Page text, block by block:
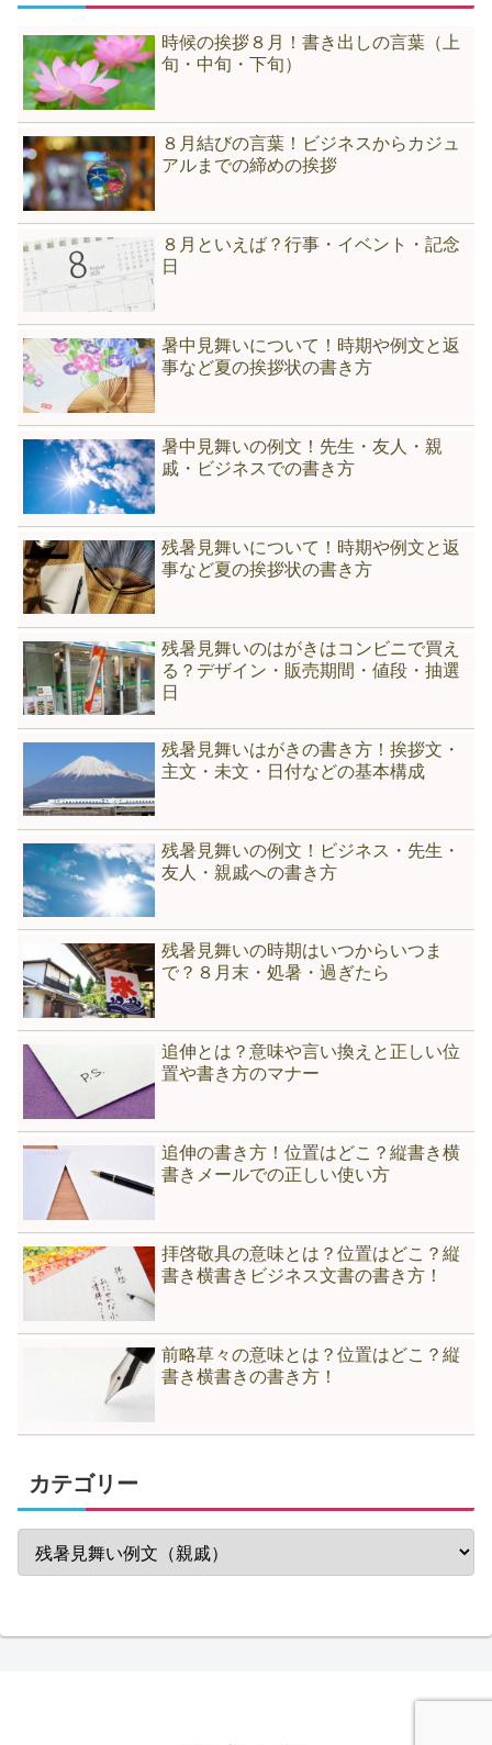
時候の挨拶８月！書き出しの言葉（上
旬・中旬・下旬）
８月結びの言葉！ビジネスからカジュ
アルまでの締めの挨拶
８月といえば？行事・イベント・記念
日
暑中見舞いについて！時期や例文と返
事など夏の挨拶状の書き方
暑中見舞いの例文！先生・友人・親
戚・ビジネスでの書き方
残暑見舞いについて！時期や例文と返
事など夏の挨拶状の書き方
残暑見舞いのはがきはコンビニで買え
る？デザイン・販売期間・値段・抽選
日
残暑見舞いはがきの書き方！挨拶文・
主文・未文・日付などの基本構成
残暑見舞いの例文！ビジネス・先生・
友人・親戚への書き方
残暑見舞いの時期はいつからいつま
で？８月末・処暑・過ぎたら
追伸とは？意味や言い換えと正しい位
置や書き方のマナー
追伸の書き方！位置はどこ？縦書き横
書きメールでの正しい使い方
拝啓敬具の意味とは？位置はどこ？縦
書き横書きビジネス文書の書き方！
前略草々の意味とは？位置はどこ？縦
書き横書きの書き方！
カテゴリー